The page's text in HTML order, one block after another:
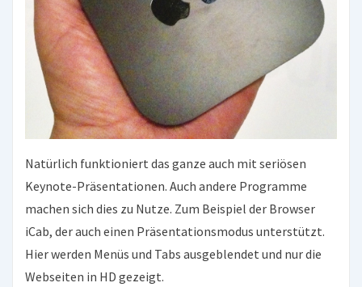
Natürlich funktioniert das ganze auch mit seriösen
Keynote-Präsentationen. Auch andere Programme
machen sich dies zu Nutze. Zum Beispiel der Browser
iCab, der auch einen Präsentationsmodus unterstützt.
Hier werden Menüs und Tabs ausgeblendet und nur die
Webseiten in HD gezeigt.